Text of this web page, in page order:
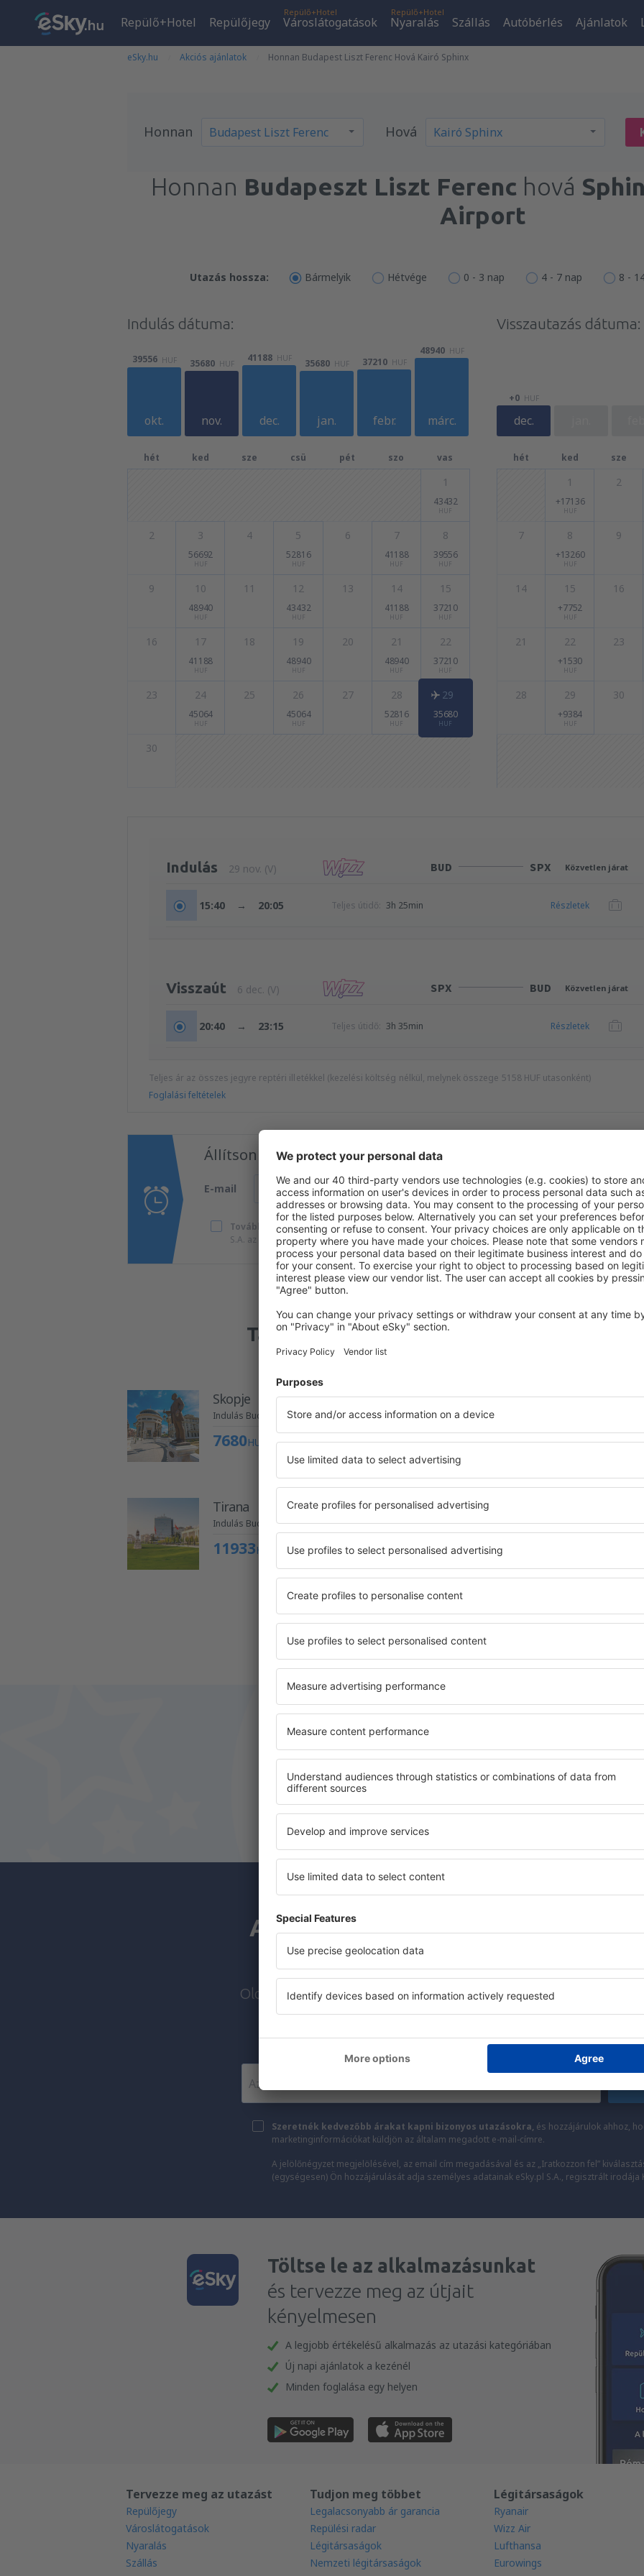
Repülő+Hotel Repülőjegy
Repülő+Hotel
Városlátogatások
Repülő+Hotel
Nyaralás Szállás Autóbérlés Ajánlatok
eSky.hu Akciós ajánlatok Honnan Budapest Liszt Ferenc Hová Kairó Sphinx
Honnan Hová
Honnan Budapeszt Liszt Ferenc hová
Airport
Utazás hossza: Bármelyik Hétvége 0 - 3 nap 4 - 7 nap 8 -
Indulás dátuma:
okt.
39556 HUF
nov.
35680 HUF
dec.
41188 HUF
jan.
35680 HUF
febr.
37210 HUF
márc.
48940 HUF
hét ked sze csü pét szo vas
1
43432
HUF
2 3
56692
HUF
4 5
52816
HUF
6 7
41188
HUF
8
39556
HUF
9 10
48940
HUF
11 12
43432
HUF
13 14
41188
HUF
15
37210
HUF
16 17
41188
HUF
18 19
48940
HUF
20 21
48940
HUF
22
37210
HUF
23 24
45064
HUF
25 26
45064
HUF
27 28
52816
HUF
29
35680
HUF
30
Visszautazás dátuma:
dec.
+0 HUF
hét ked sze
1
+17136
HUF
2
7 8
+13260
HUF
9
14 15
+7752
HUF
16
21 22
+1530
HUF
23
28 29
+9384
HUF
30
Indulás 29 nov. (V) BUD SPX Közvetlen járat
15:40 → 20:05 Teljes útidő: 3h 25min Részletek
Visszaút 6 dec. (V) SPX BUD Közvetlen járat
20:40 → 23:15 Teljes útidő: 3h 35min Részletek
Teljes ár az összes jegyre reptéri illetékkel (kezelési költség nélkül, melynek összege 5158 HUF utasonként)
Foglalási feltételek
Állítson be árfigyelőt az innen:Budapest Liszt Ferenc
E-mail Legmagasabb ár HUF
További utazások kedvező áron hírlevelünkben.Hozzájárulok ahhoz, hogy
S.A. az általam megadott e-mail-címre.
Találtunk több ajánlatot a keresésnek
Skopje
Indulás Budapestről
7680HUF
Tirana
Indulás Budapestről
11933HUF
Tirana
Indulás Budapestről
11933HUF
Szófia
Indulás Budapestről
12215HUF
Mutasson több részletet
Takarítson meg időt és
Foglaljon Repülő+Hotel
az eSky.hu-n!
Nézze meg
A hírlevélre feliratkozók többet
kevesebbért
Olcsó járatok, városlátogatás, nyaralás – kapjon egyedi
mindenki más előtt.
Szeretnék kedvezőbb árakat kapni bizonyos utazásokra, és hozzájárulok ahhoz,
marketinginformációkat küldjön az általam megadott e-mail-címre.
A jelölőnégyzet megjelölésével, az email cím megadásával és az „Iratkozzon fel”
(egységesen) Ön hozzájárulását adja személyes adatainak eSky.pl S.A., regisztrált irodája
Töltse le az alkalmazásunkat
és tervezze meg az útjait
kényelmesen
A legjobb értékelésű alkalmazás az utazási kategóriában
Új napi ajánlatok a kezénél
Minden foglalása egy helyen
Tervezze meg az utazást
Repülőjegy
Városlátogatások
Nyaralás
Szállás
Tudjon meg többet
Legalacsonyabb ár garancia
Repülési radar
Légitársaságok
Nemzeti légitársaságok
Légitársaságok
Ryanair
Wizz Air
Lufthansa
Eurowings